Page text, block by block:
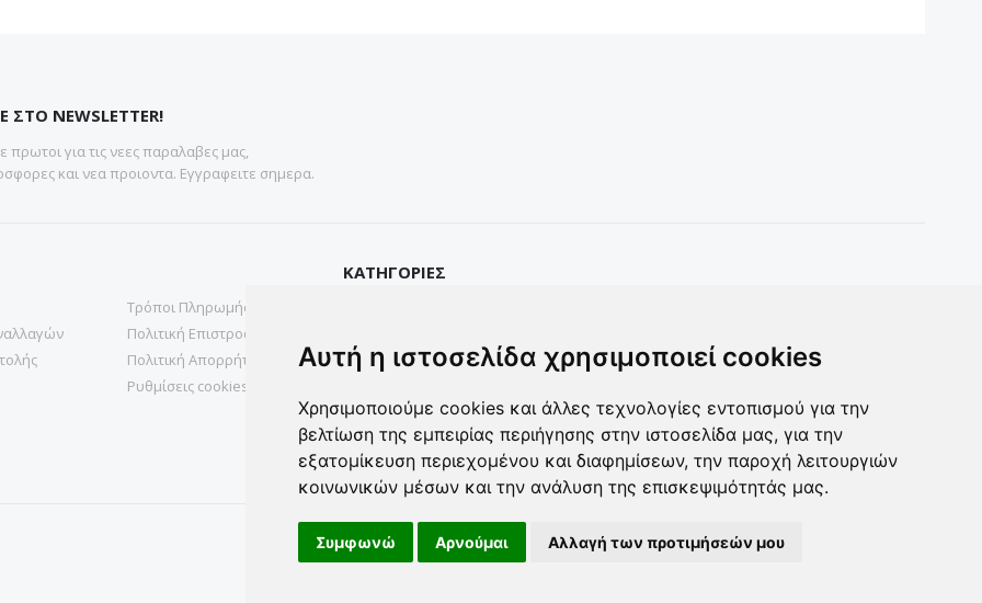
Αυτή η ιστοσελίδα χρησιμοποιεί cookies
Χρησιμοποιούμε cookies και άλλες τεχνολογίες εντοπισμού για την
βελτίωση της εμπειρίας περιήγησης στην ιστοσελίδα μας, για την
εξατομίκευση περιεχομένου και διαφημίσεων, την παροχή λειτουργιών
κοινωνικών μέσων και την ανάλυση της επισκεψιμότητάς μας.
Συμφωνώ Αρνούμαι Αλλαγή των προτιμήσεών μου
ΣΤΟ NEWSLETTER!
πρωτοι για τις νεες παραλαβες μας,
και νεα προιοντα. Εγγραφειτε σημερα.
Τρόποι Πληρωμής
Πολιτική Επιστροφών
Πολιτική Απορρήτου
Ρυθμίσεις cookies
ΚΑΤΗΓΟΡΙΕΣ
Σπιτι& Κηπος